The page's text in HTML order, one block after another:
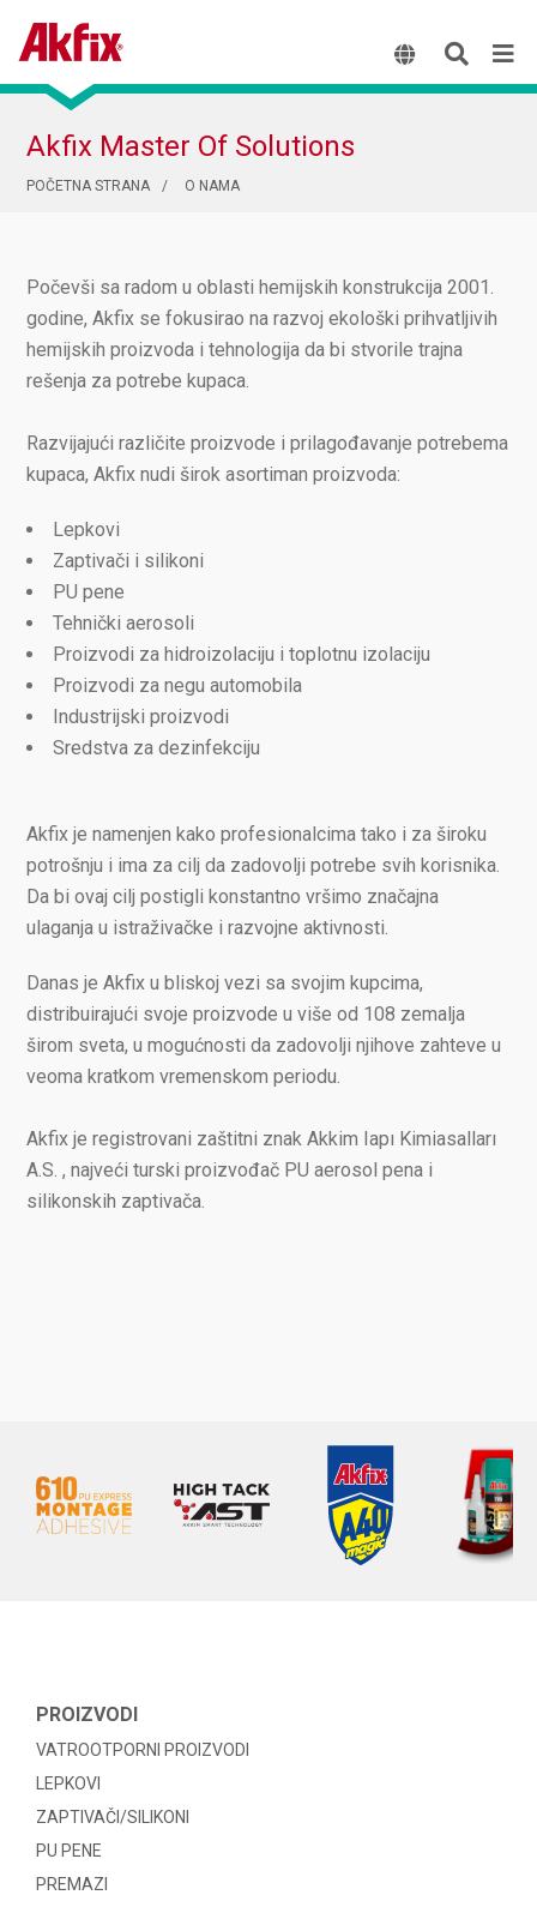
Akfix Master Of Solutions
POČETNA STRANA O NAMA
Počevši sa radom u oblasti hemijskih konstrukcija 2001.
godine, Akfix se fokusirao na razvoj ekološki prihvatljivih
hemijskih proizvoda i tehnologija da bi stvorile trajna
rešenja za potrebe kupaca.
Razvijajući različite proizvode i prilagođavanje potrebema
kupaca, Akfix nudi širok asortiman proizvoda:
Lepkovi
Zaptivači i silikoni
PU pene
Tehnički aerosoli
Proizvodi za hidroizolaciju i toplotnu izolaciju
Proizvodi za negu automobila
Industrijski proizvodi
Sredstva za dezinfekciju
Akfix je namenjen kako profesionalcima tako i za široku
potrošnju i ima za cilj da zadovolji potrebe svih korisnika.
Da bi ovaj cilj postigli konstantno vršimo značajna
ulaganja u istraživačke i razvojne aktivnosti.
Danas je Akfix u bliskoj vezi sa svojim kupcima,
distribuirajući svoje proizvode u više od 108 zemalja
širom sveta, u mogućnosti da zadovolji njihove zahteve u
veoma kratkom vremenskom periodu.
Akfix je registrovani zaštitni znak Akkim Iapı Kimiasalları
A.S. , najveći turski proizvođač PU aerosol pena i
silikonskih zaptivača.
PROIZVODI
VATROOTPORNI PROIZVODI
LEPKOVI
ZAPTIVAČI/SILIKONI
PU PENE
PREMAZI